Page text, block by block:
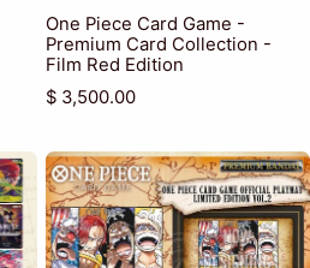
One Piece Card Game -
Premium Card Collection -
Film Red Edition
Precio habitual
$ 3,500.00